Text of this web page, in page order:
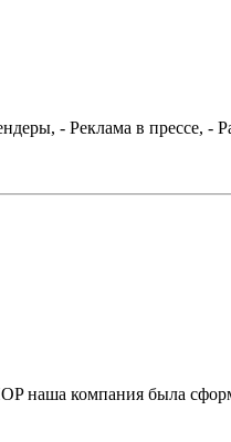
- Реклама в прессе, -
наша компания была